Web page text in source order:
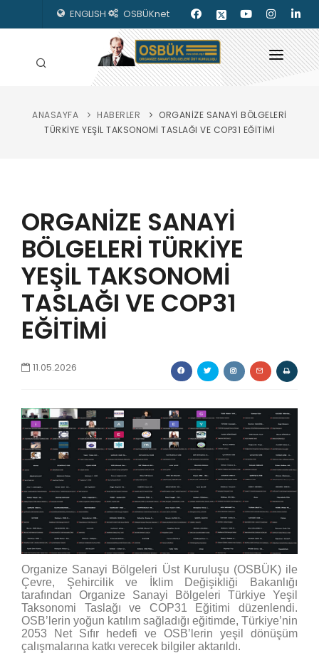
ENGLISH OSBÜKnet
HAKKIMIZDA
KILAVUZLAR
YAYINLARIMIZ
ENERJİ İZLEME
İLETİŞİM
ANASAYFA HABERLER
ORGANİZE SANAYİ BÖLGELERİ
TÜRKİYE YEŞİL TAKSONOMİ TASLAĞI VE COP31 EĞİTİMİ
ORGANİZE SANAYİ
BÖLGELERİ TÜRKİYE
YEŞİL TAKSONOMİ
TASLAĞI VE COP31
EĞİTİMİ
11.05.2026
Organize Sanayi Bölgeleri Üst Kuruluşu (OSBÜK) ile
Çevre, Şehircilik ve İklim Değişikliği Bakanlığı
tarafından Organize Sanayi Bölgeleri Türkiye Yeşil
Taksonomi Taslağı ve COP31 Eğitimi düzenlendi.
OSB’lerin yoğun katılım sağladığı eğitimde, Türkiye’nin
2053 Net Sıfır hedefi ve OSB’lerin yeşil dönüşüm
çalışmalarına katkı verecek bilgiler aktarıldı.